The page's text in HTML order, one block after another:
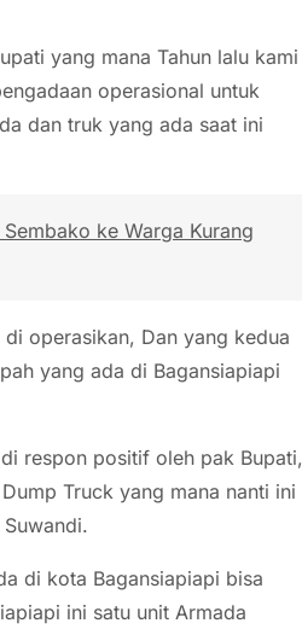
yang mana Tahun lalu kami
operasional untuk
dan truk yang ada saat ini
ke Warga Kurang
operasikan, Dan yang kedua
yang ada di Bagansiapiapi
respon positif oleh pak Bupati,
Truck yang mana nanti ini
di kota Bagansiapiapi bisa
ini satu unit Armada